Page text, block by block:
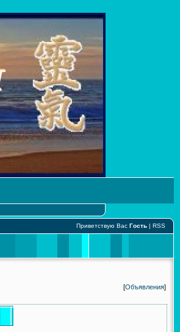
Приветствую Вас Гость | RSS
[Объявления]